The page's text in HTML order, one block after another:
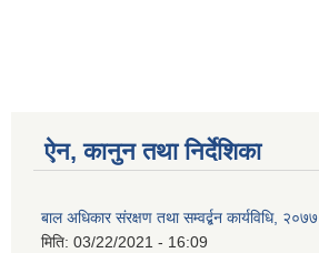
ऐन, कानुन तथा निर्देशिका
बाल अधिकार संरक्षण तथा सम्वर्द्बन कार्यविधि, २०७७
मिति: 03/22/2021 - 16:09